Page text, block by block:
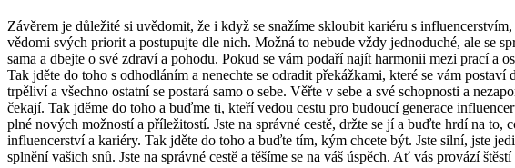
Závěrem je důležité si uvědomit, že i když se snažíme skloubit kariéru s
vědomi svých priorit a postupujte dle nich. Možná to nebude vždy jednoduché, ale se
sama a dbejte o své zdraví a pohodu. Pokud se vám podaří najít harmonii mezi prací a
Tak jděte do toho s odhodláním a nenechte se odradit překážkami, které se vám
trpěliví a všechno ostatní se postará samo o sebe. Věřte v sebe a své schopnosti a
čekají. Tak jděme do toho a buďme ti, kteří vedou cestu pro budoucí generace
plné nových možností a příležitostí. Jste na správné cestě, držte se jí a buďte hrdí na
influencerství a kariéry. Tak jděte do toho a buďte tím, kým chcete být. Jste silní, jste
splnění vašich snů. Jste na správné cestě a těšíme se na váš úspěch. Ať vás provází